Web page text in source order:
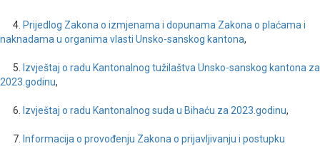
4. Prijedlog Zakona o izmjenama i dopunama Zakona o plaćama i
naknadama u organima vlasti Unsko-sanskog kantona,
5.
Izvještaj o radu Kantonalnog tužilaštva Unsko-sanskog kantona za
2023.godinu,
6. Izvještaj o radu Kantonalnog suda u Bihaću za 2023.godinu,
7. Informacija o provođenju Zakona o prijavljivanju i postupku